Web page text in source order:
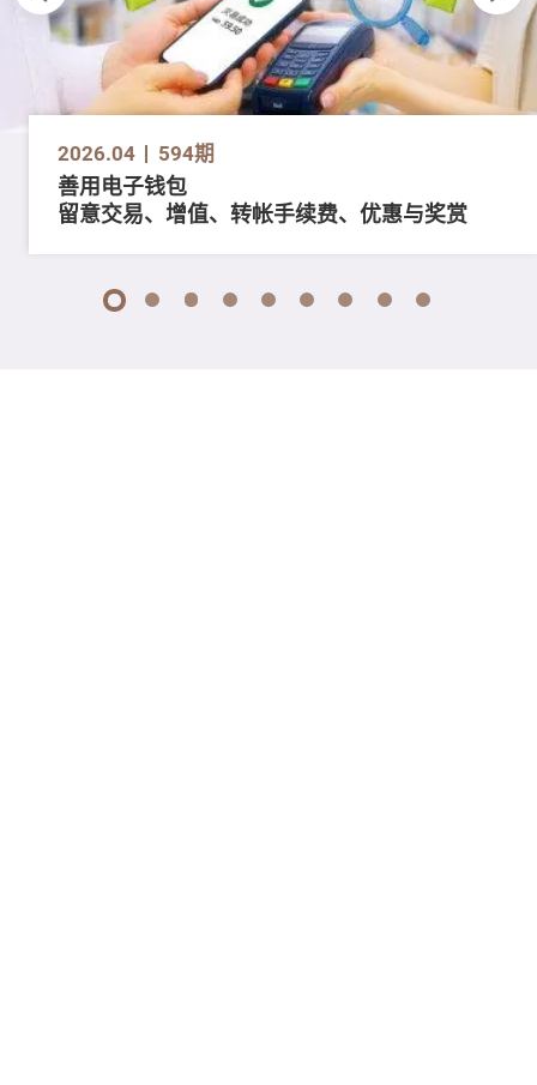
2026.04 594期
善用电子钱包
留意交易、增值、转帐手续费、优惠与奖赏
1 2 3 4 5 6 7 8 9